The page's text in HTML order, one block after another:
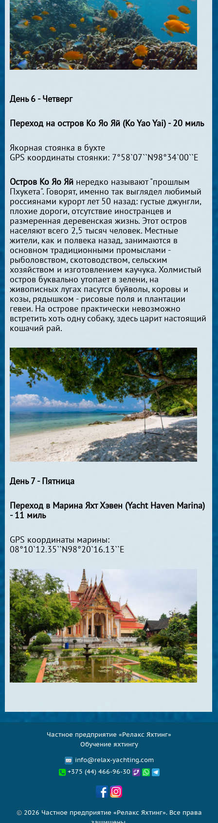
День 6 - Четверг
Переход на остров Ко Яо Яй (Ko Yao Yai) - 20 миль
Якорная стоянка в бухте
GPS координаты стоянки: 7°58`07``N98°34`00``E
Остров Ко Яо Яй нередко называют "прошлым
Пхукета". Говорят, именно так выглядел любимый
россиянами курорт лет 50 назад: густые джунгли,
плохие дороги, отсутствие иностранцев и
размеренная деревенская жизнь. Этот остров
населяют всего 2,5 тысяч человек. Местные
жители, как и полвека назад, занимаются в
основном традиционными промыслами -
рыболовством, скотоводством, сельским
хозяйством и изготовлением каучука. Холмистый
остров буквально утопает в зелени, на
живописных лугах пасутся буйволы, коровы и
козы, рядышком - рисовые поля и плантации
гевеи. На острове практически невозможно
встретить хоть одну собаку, здесь царит настоящий
кошачий рай.
День 7 - Пятница
Переход в Марина Яхт Хэвен (Yacht Haven Marina)
- 11 миль
GPS координаты марины:
08°10`12.35``N98°20`16.13``E
Частное предприятие «Релакс Яхтинг»
Обучение яхтингу
info@relax-yachting.com
+375 (44) 466-96-30
©2026 Частное предприятие «Релакс Яхтинг». Все права